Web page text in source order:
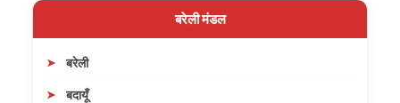
बरेली मंडल
बरेली
बदायूँ